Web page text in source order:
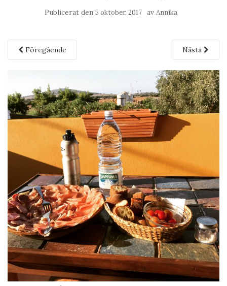
Publicerat den 5 oktober, 2017 av Annika
Föregående Nästa